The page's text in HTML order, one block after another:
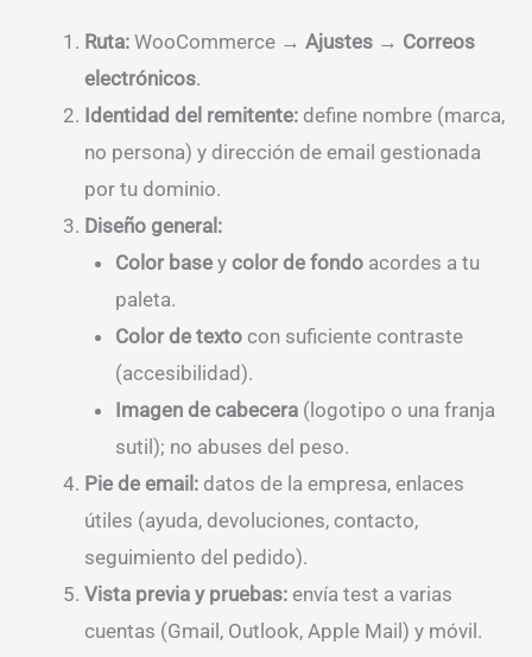
Ruta: WooCommerce → Ajustes → Correos
electrónicos.
Identidad del remitente: define nombre (marca,
no persona) y dirección de email gestionada
por tu dominio.
Diseño general:
Color basey color de fondoacordes a tu
paleta.
Color de textocon suficiente contraste
(accesibilidad).
Imagen de cabecera(logotipo o una franja
sutil); no abuses del peso.
Pie de email: datos de la empresa, enlaces
útiles (ayuda, devoluciones, contacto,
seguimiento del pedido).
Vista previa y pruebas: envía test a varias
cuentas (Gmail, Outlook, Apple Mail) y móvil.